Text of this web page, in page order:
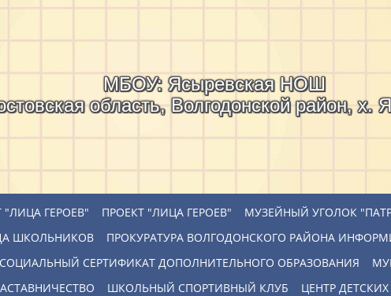
МБОУ: Ясыревская НОШ
область, Волгодонской район, х.
"ЛИЦА ГЕРОЕВ" ПРОЕКТ "ЛИЦА ГЕРОЕВ" МУЗЕЙНЫЙ УГОЛОК
ШКОЛЬНИКОВ ПРОКУРАТУРА ВОЛГОДОНСКОГО РАЙОНА
СОЦИАЛЬНЫЙ СЕРТИФИКАТ ДОПОЛНИТЕЛЬНОГО ОБРАЗОВАНИЯ
ШКОЛЬНЫЙ СПОРТИВНЫЙ КЛУБ
ЦЕНТР